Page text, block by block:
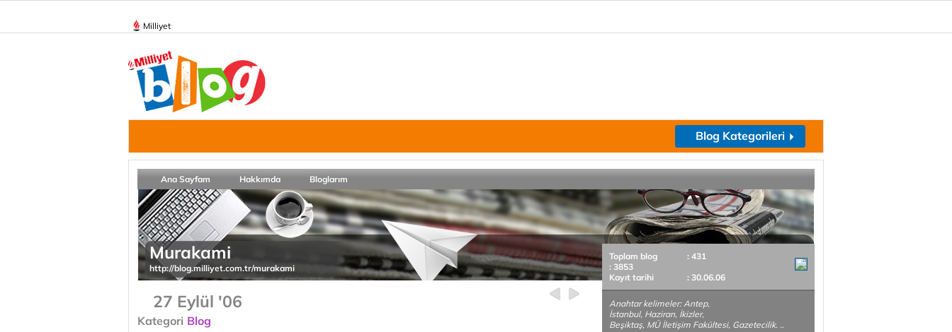
Milliyet
Blog Kategorileri
Ana Sayfam Hakkımda Bloglarım
Murakami
http://blog.milliyet.com.tr/murakami
27 Eylül '06
Kategori Blog
Toplam blog
: 431
: 3853
Kayıt tarihi
: 30.06.06
Anahtar kelimeler: Antep,
İstanbul, Haziran, İkizler,
Beşiktaş, MÜ İletişim Fakültesi, Gazetecilik. ..